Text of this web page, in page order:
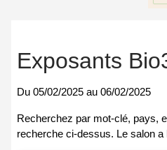
Exposants
Du 05/02/2025 au 06/02/2025